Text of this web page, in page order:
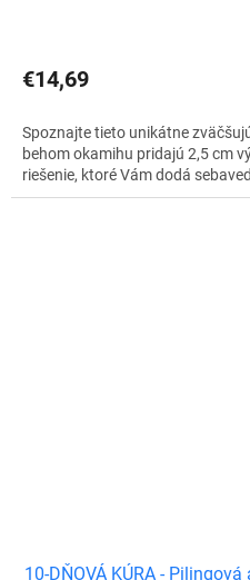
€14,69
Spoznajte tieto unikátne
behom okamihu pridajú 2,5 cm
riešenie, ktoré Vám dodá
10-DŇOVÁ KÚRA -